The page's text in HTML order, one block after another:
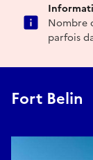
Nombre
parfois
Fort Belin